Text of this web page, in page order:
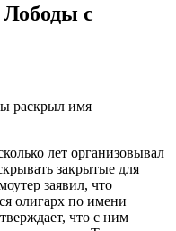
с
раскрыл имя
лет организовывал
закрытые для
заявил, что
олигарх по имени
что с ним